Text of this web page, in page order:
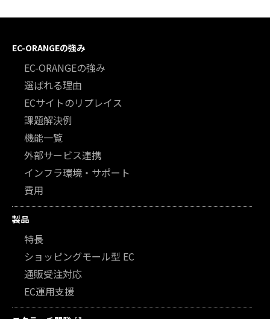
EC-ORANGEの強み
EC-ORANGEの強み
選ばれる理由
ECサイトのリプレイス
課題解決例
機能一覧
外部サービス連携
インフラ環境・サポート
費用
製品
特長
ショッピングモール型 EC
通販受注対応
EC運用支援